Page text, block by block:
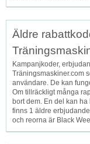
Äldre
Kampanjkoder,
Träningsmaskiner.com
användare. De kan
Om tillräckligt många
bort dem. En del kan
finns 1 äldre
och reorna är Black